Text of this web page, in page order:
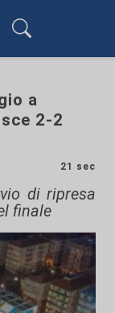
a
2-2
21 sec
di ripresa
finale